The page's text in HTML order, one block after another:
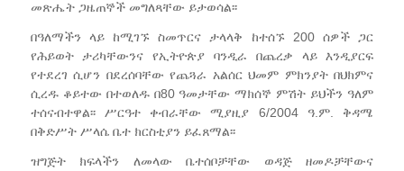
መጽሔት ጋዜጠኞች መግለጻቸው ይታወሳል፡፡
በዓለማችን ላይ ከሚገኙ ስመጥርና ታላላቅ ከተሰኙ 200 ሰዎች ጋር
የሕይወት ታሪካቸውንና የኢትዮጵያ ባንዲራ በጨረቃ ላይ እንዲያርፍ
የተደረገ ሲሆን በደረሰባቸው የጨጓራ አልሰር ህመም ምክንያት በህክምና
ሲረዱ ቆይተው በተወለዱ በ80 ዓመታቸው ማክሰኞ ምሽት ይህችን ዓለም
ተሰናብተዋል፡፡ ሥርዓተ ቀብራቸው ሚያዚያ 6/2004 ዓ.ም. ቅዳሜ
በቅድሥት ሥላሴ ቤተ ክርስቲያን ይፈጸማል፡፡
ዝግጅት ክፍላችን ለመላው ቤተሰቦቻቸው ወዳጅ ዘመዶቻቸውና